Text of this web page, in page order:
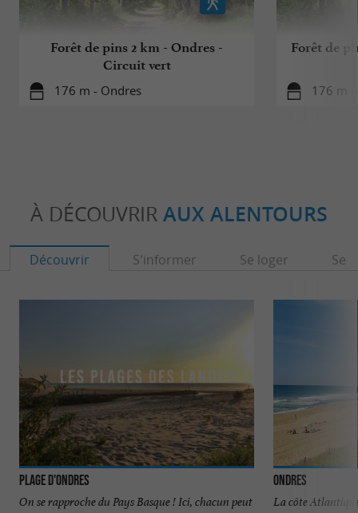
Forêt de pins 2 km - Ondres -
Circuit vert
176 m - Ondres
Forêt de
176 m
À DÉCOUVRIR AUX ALENTOURS
Découvrir S'informer Se loger Se
Plage d'Ondres
On se rapproche du Pays Basque ! Ici, chacun peut
Ondres
La côte